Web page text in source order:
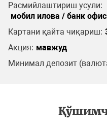
Расмийлаштириш усули:
мобил илова / банк
Картани қайта чиқариш:
Акция: мавжуд
Минимал депозит